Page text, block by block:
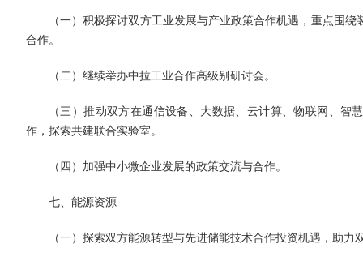
（一）积极探讨双方工业发展与产业政策合作机遇，重点围
合作。
（二）继续举办中拉工业合作高级别研讨会。
（三）推动双方在通信设备、大数据、云计算、物联网、
作，探索共建联合实验室。
（四）加强中小微企业发展的政策交流与合作。
七、能源资源
（一）探索双方能源转型与先进储能技术合作投资机遇，助